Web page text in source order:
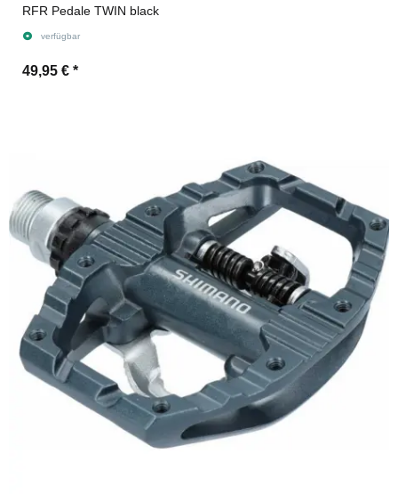
RFR Pedale TWIN black
verfügbar
49,95 € *